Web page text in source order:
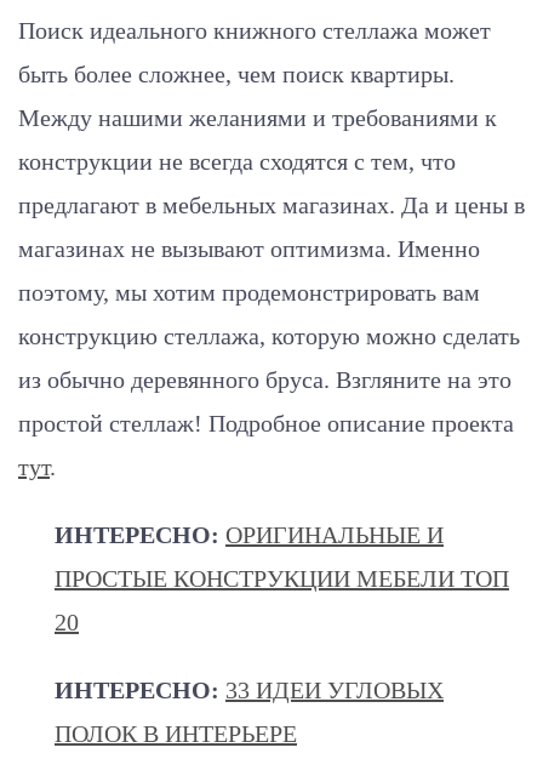
Поиск идеального книжного стеллажа может
быть более сложнее, чем поиск квартиры.
Между нашими желаниями и требованиями к
конструкции не всегда сходятся с тем, что
предлагают в мебельных магазинах. Да и цены в
магазинах не вызывают оптимизма. Именно
поэтому, мы хотим продемонстрировать вам
конструкцию стеллажа, которую можно сделать
из обычно деревянного бруса. Взгляните на это
простой стеллаж! Подробное описание проекта
тут.
ИНТЕРЕСНО: ОРИГИНАЛЬНЫЕ И
ПРОСТЫЕ КОНСТРУКЦИИ МЕБЕЛИ ТОП
20
ИНТЕРЕСНО: 33 ИДЕИ УГЛОВЫХ
ПОЛОК В ИНТЕРЬЕРЕ